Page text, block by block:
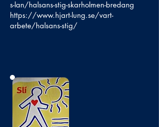
s-lan/halsans-stig-skarholmen-bredang
https://www.hjart-lung.se/vart-
arbete/halsans-stig/
No photo